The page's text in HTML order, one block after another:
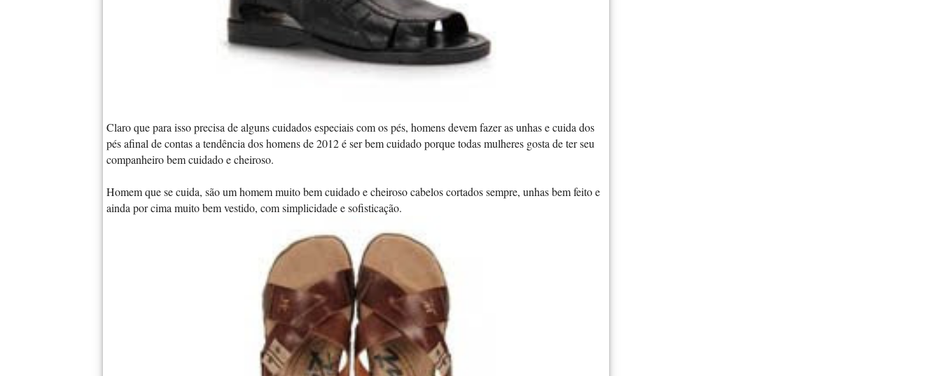
Claro que para isso precisa de alguns cuidados especiais com os pés, homens devem fazer as unhas e cuida dos
pés afinal de contas a tendência dos homens de 2012 é ser bem cuidado porque todas mulheres gosta de ter seu
companheiro bem cuidado e cheiroso.
Homem que se cuida, são um homem muito bem cuidado e cheiroso cabelos cortados sempre, unhas bem feito e
ainda por cima muito bem vestido, com simplicidade e sofisticação.